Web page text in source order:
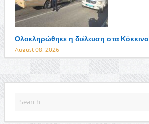
Ολοκληρώθηκε η διέλευση στα Κόκκινα
August 08, 2026